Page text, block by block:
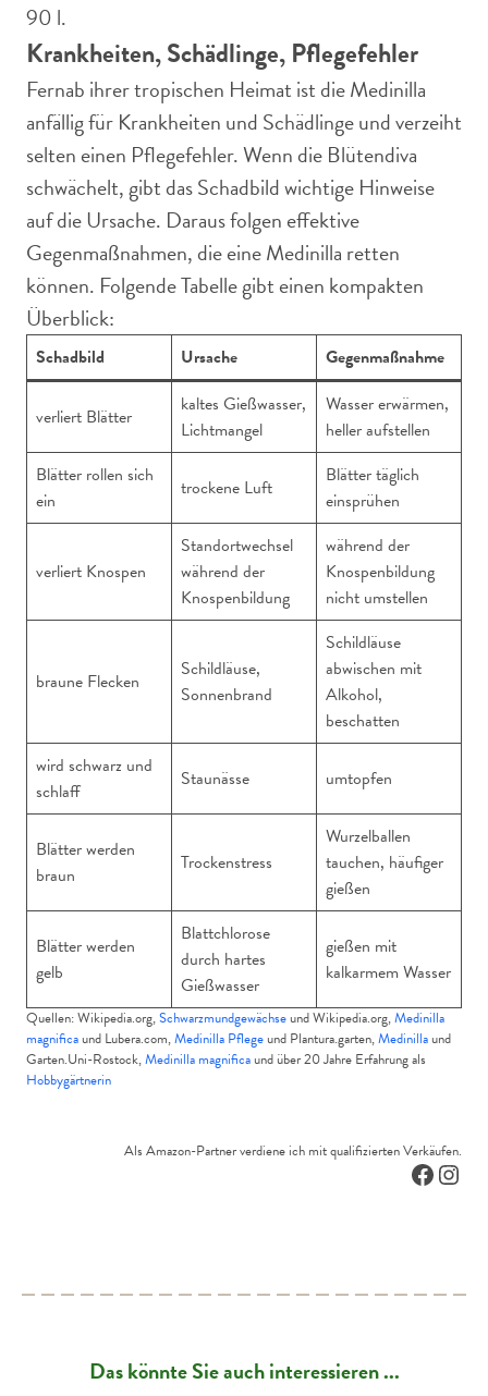
90 l.
Krankheiten, Schädlinge, Pflegefehler
Fernab ihrer tropischen Heimat ist die Medinilla
anfällig für Krankheiten und Schädlinge und verzeiht
selten einen Pflegefehler. Wenn die Blütendiva
schwächelt, gibt das Schadbild wichtige Hinweise
auf die Ursache. Daraus folgen effektive
Gegenmaßnahmen, die eine Medinilla retten
können. Folgende Tabelle gibt einen kompakten
Überblick:
Schadbild Ursache Gegenmaßnahme
verliert Blätter
kaltes Gießwasser,
Lichtmangel
Wasser erwärmen,
heller aufstellen
Blätter rollen sich
ein
trockene Luft
Blätter täglich
einsprühen
verliert Knospen
Standortwechsel
während der
Knospenbildung
während der
Knospenbildung
nicht umstellen
braune Flecken
Schildläuse,
Sonnenbrand
Schildläuse
abwischen mit
Alkohol,
beschatten
wird schwarz und
schlaff
Staunässe umtopfen
Blätter werden
braun
Trockenstress
Wurzelballen
tauchen, häufiger
gießen
Blätter werden
gelb
Blattchlorose
durch hartes
Gießwasser
gießen mit
kalkarmem Wasser
Quellen: Wikipedia.org,Schwarzmundgewächseund Wikipedia.org,Medinilla
magnificaund Lubera.com,Medinilla Pflegeund Plantura.garten,Medinillaund
Garten.Uni-Rostock,Medinilla magnificaund über 20 Jahre Erfahrung als
Hobbygärtnerin
Als Amazon-Partner verdiene ich mit qualifizierten Verkäufen.
Das könnte Sie auch interessieren ...